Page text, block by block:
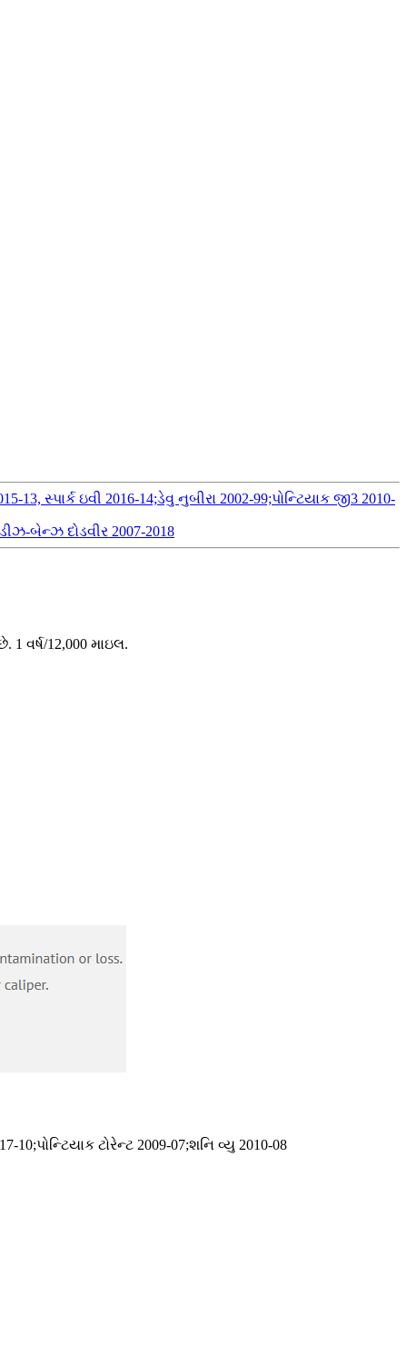
સ્પાર્ક ઇવી 2016-14;ડેવુ નુબીરા 2002-99;પોન્ટિયાક જી3 2010-
બેન્ઝ દોડવીર 2007-2018
વર્ષ/12,000 માઇલ.